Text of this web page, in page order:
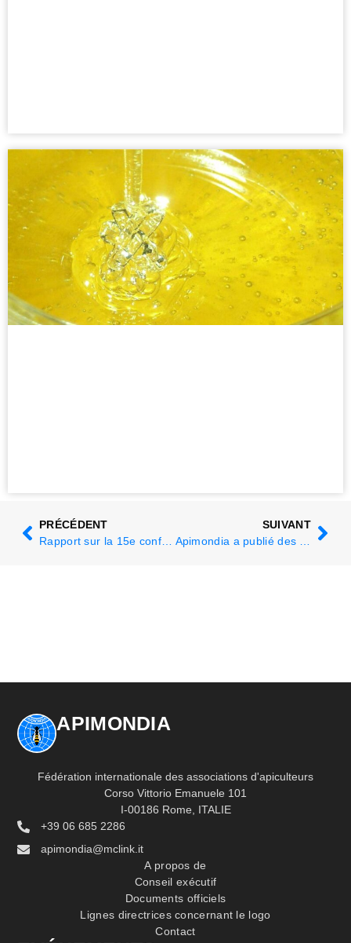
PRÉCÉDENT
Rapport sur la 15e conférence arabe sur l'apiculture
SUIVANT
APIMONDIA
Fédération internationale des associations d'apiculteurs
Corso Vittorio Emanuele 101
I-00186 Rome, ITALIE
+39 06 685 2286
apimondia@mclink.it
A propos de
Conseil exécutif
Documents officiels
Lignes directrices concernant le logo
Contact